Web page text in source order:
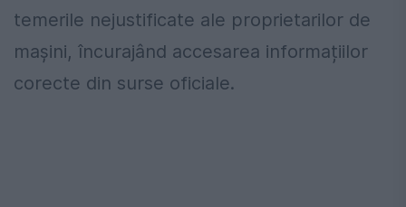
temerile nejustificate ale proprietarilor de
mașini, încurajând accesarea informațiilor
corecte din surse oficiale.